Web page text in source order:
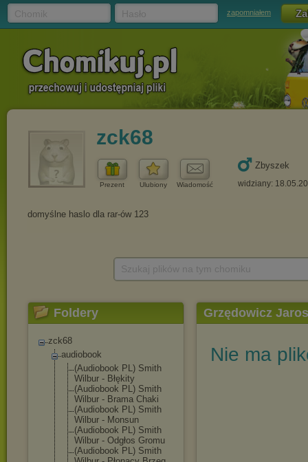
zapomniałem
zck68
Prezent Ulubiony Wiadomość
Zbyszek
widziany:
Foldery
zck68
audiobook
(Audiobook PL) Smith
Wilbur - Błękity
(Audiobook PL) Smith
Wilbur - Brama Chaki
(Audiobook PL) Smith
Wilbur - Monsun
(Audiobook PL) Smith
Wilbur - Odgłos Gromu
(Audiobook PL) Smith
Grzędowicz
Nie ma